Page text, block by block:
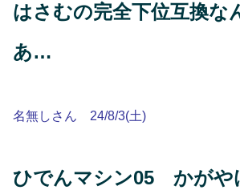
はさむの完全下位互換な
あ…
名無しさん 24/8/3(土)
ひでんマシン05 かがや